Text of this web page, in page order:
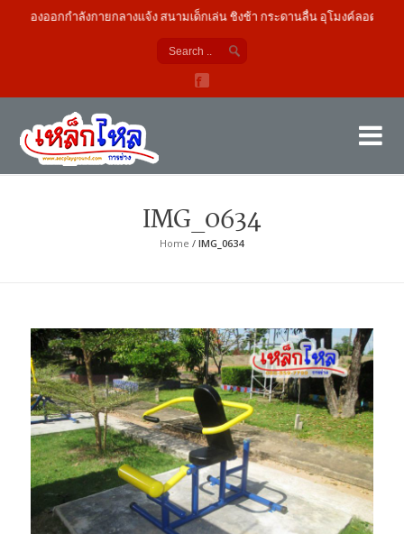
เครื่องออกกำลังกายกลางแจ้ง สนามเด็กเล่น ชิงช้า กระดานลื่น อุโมงค์ลอด
IMG_0634
Home /IMG_0634